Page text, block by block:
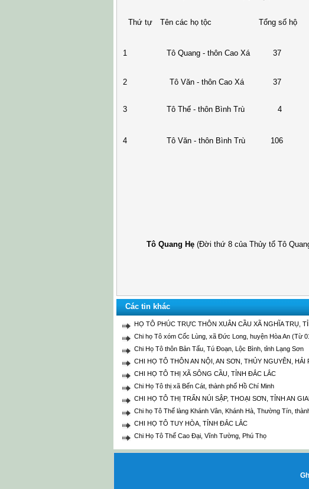
Thứ tự Tên các họ tộc Tổng số hộ
1 Tô Quang - thôn Cao Xá 37
2 Tô Văn - thôn Cao Xá 37
3 Tô Thế - thôn Bình Trù 4
4 Tô Văn - thôn Bình Trù 106
Tô Quang Hẹ (Đời thứ 8 của Thủy tổ Tô
Các tin khác
HỌ TÔ PHÚC TRỰC THÔN XUÂN CẦU XÃ NGHĨA TRỤ,
Chi họ Tô xóm Cốc Lùng, xã Đức Long, huyện Hòa An (Từ
Chi Họ Tô thôn Bản Tấu, Tú Đoạn, Lộc Bình, tỉnh Lạng Sơn
CHI HỌ TÔ THÔN AN NỘI, AN SƠN, THỦY NGUYÊN, HẢI
CHI HỌ TÔ THỊ XÃ SÔNG CẦU, TỈNH ĐẮC LẮC
Chi Họ Tô thị xã Bến Cát, thành phố Hồ Chí Minh
CHI HỌ TÔ THỊ TRẤN NÚI SẬP, THOẠI SƠN, TỈNH AN
Chi họ Tô Thế làng Khánh Vân, Khánh Hà, Thường Tín,
CHI HỌ TÔ TUY HÒA, TỈNH ĐẮC LẮC
Chi Họ Tô Thế Cao Đại, Vĩnh Tường, Phú Thọ